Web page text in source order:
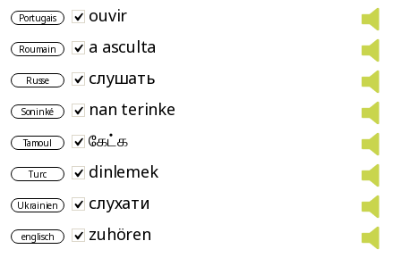
Portugais ouvir
Roumain a asculta
Russe слушать
Soninké nan terinke
Tamoul கேட்க
Turc dinlemek
Ukrainien слухати
englisch zuhören